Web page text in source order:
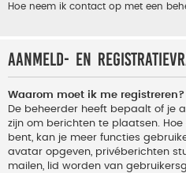
Hoe neem ik contact op met een
Aanmeld- en
Waarom moet ik me registreren?
De beheerder heeft bepaalt of je
zijn om berichten te plaatsen.
bent, kan je meer functies
avatar opgeven, privéberichten
mailen, lid worden van